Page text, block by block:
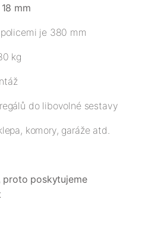
18 mm
je 380 mm
kg
do libovolné sestavy
komory, garáže atd.
proto poskytujeme